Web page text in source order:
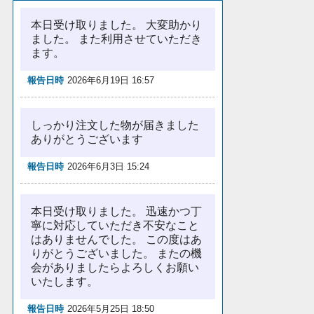
本日受け取りました。 大変助かり
ました。 また利用させていただき
ます。
報告日時 2026年6月19日 16:57
しっかり注文した物が届きました
ありがとうございます
報告日時 2026年6月3日 15:24
本日受け取りました。 迅速かつ丁
寧に対応していただき不安なこと
はありませんでした。 この度はあ
りがとうございました。 またの機
会がありましたらよろしくお願い
いたします。
報告日時 2026年5月25日 18:50